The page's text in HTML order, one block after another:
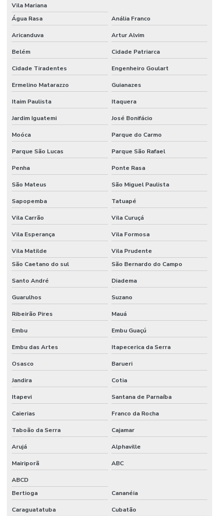
Formação em coaching de segurança do trabalho
Formação executiva em SST
Gerenciamento de paradas de manutenção
Gestão de produtos químicos
Gestão em saúde e segurança ocupacional
Gestão de segurança do trabalho
Higiene ocupacional e medicina do trabalho
Higiene ocupacional no ambiente de trabalho
Laudo pgr
LC-Learning Treinamentos
Licença para meio ambiente industrial
Pcmso preço
Pcmso segurança do trabalho
Perfil profissiográfico previdenciário ppp
Pericia ambiental trabalhista
Pericia engenharia
Perícia médica trabalhista
Planejamento e implantação do pcmso
Ppra pcmso preço
Prestação de serviço de bombeiro civil
Programa de condições e meio ambiente de trabalho
Programa de controle médico e saúde ocupacional nr 7
Programa de prevenção de riscos ambientais nr 9
Projeto de engenharia de segurança do trabalho
Vila Mariana
Água Rasa
Anália Franco
Aricanduva Artur Alvim
Belém Cidade Patriarca
Cidade Tiradentes Engenheiro Goulart
Ermelino Matarazzo Guianazes
Itaim Paulista Itaquera
Jardim Iguatemi José Bonifácio
Moóca Parque do Carmo
Parque São Lucas Parque São Rafael
Penha Ponte Rasa
São Mateus São Miguel Paulista
Sapopemba Tatuapé
Vila Carrão Vila Curuçá
Vila Esperança Vila Formosa
Vila Matilde
Vila Prudente
São Caetano do sul
São Bernardo do Campo
Santo André Diadema
Guarulhos Suzano
Ribeirão Pires Mauá
Embu Embu Guaçú
Embu das Artes Itapecerica da Serra
Osasco Barueri
Jandira Cotia
Itapevi Santana de Parnaíba
Caierias Franco da Rocha
Taboão da Serra Cajamar
Arujá Alphaville
Mairiporã ABC
ABCD
Bertioga
Cananéia
Caraguatatuba Cubatão